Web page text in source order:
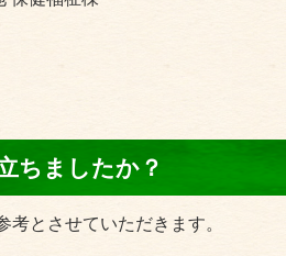
ちましたか？
とさせていただきます。